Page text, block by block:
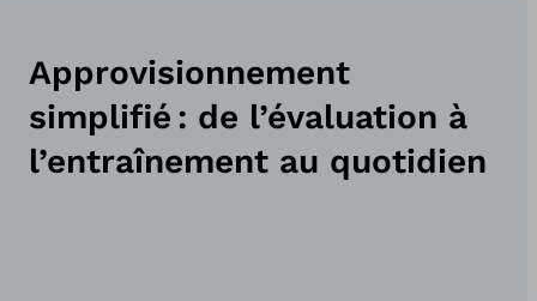
Approvisionnement
simplifié : de l’évaluation à
l’entraînement au quotidien